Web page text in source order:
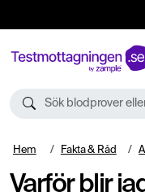
Sök blodprover
Hem Fakta & Råd
Varför blir